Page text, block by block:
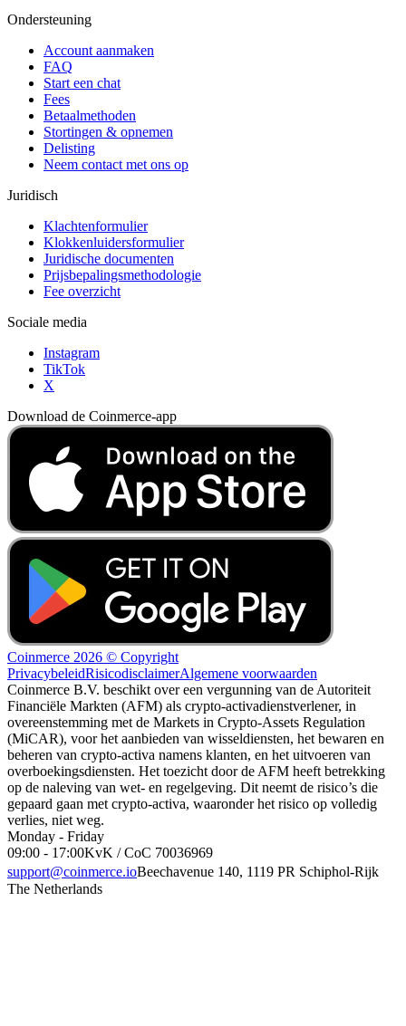
Ondersteuning
Account aanmaken
FAQ
Start een chat
Fees
Betaalmethoden
Stortingen & opnemen
Delisting
Neem contact met ons op
Juridisch
Klachtenformulier
Klokkenluidersformulier
Juridische documenten
Prijsbepalingsmethodologie
Fee overzicht
Sociale media
Instagram
TikTok
X
Download de Coinmerce-app
Coinmerce 2026 © Copyright
PrivacybeleidRisicodisclaimerAlgemene voorwaarden
Coinmerce B.V. beschikt over een vergunning van de Autoriteit
Financiële Markten (AFM) als crypto-activadienstverlener, in
overeenstemming met de Markets in Crypto-Assets Regulation
(MiCAR), voor het aanbieden van wisseldiensten, het bewaren en
beheren van crypto-activa namens klanten, en het uitvoeren van
overboekingsdiensten. Het toezicht door de AFM heeft betrekking
op de naleving van wet- en regelgeving. Dit neemt de risico’s die
gepaard gaan met crypto-activa, waaronder het risico op volledig
verlies, niet weg.
Monday - Friday
09:00 - 17:00KvK / CoC 70036969
support@coinmerce.ioBeechavenue 140, 1119 PR Schiphol-Rijk
The Netherlands